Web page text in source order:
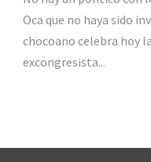
Oca que no haya sido
chocoano celebra hoy
excongresista...